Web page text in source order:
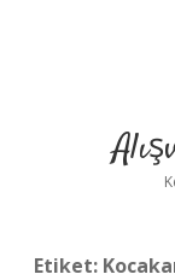
Etiket: